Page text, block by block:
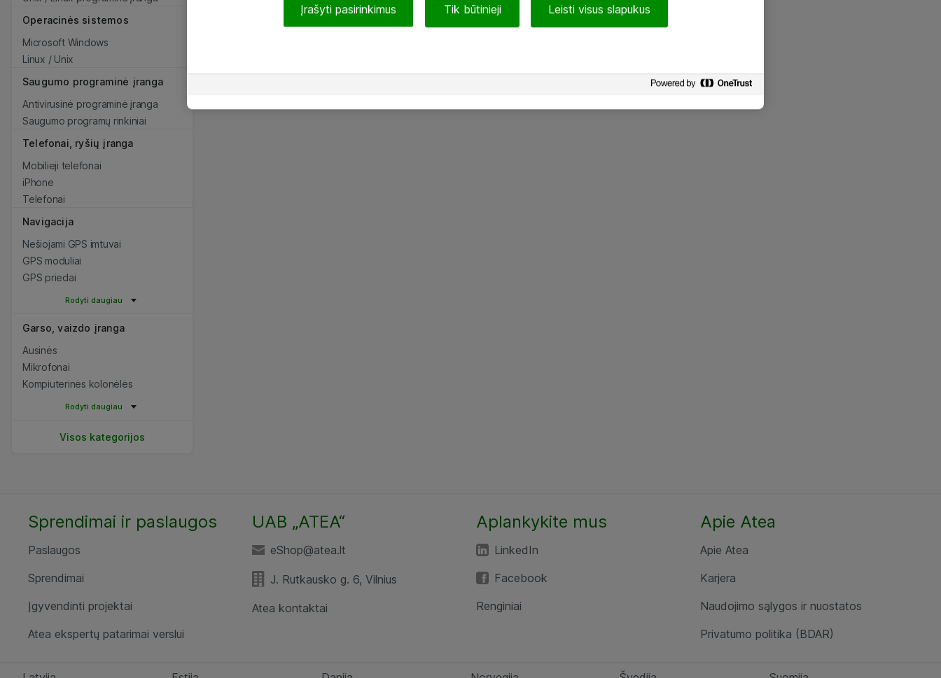
Operacinės sistemos
Microsoft Windows
Linux / Unix
Saugumo programinė įranga
Antivirusinė programinė įranga
Saugumo programų rinkiniai
Telefonai, ryšių įranga
Mobilieji telefonai
iPhone
Telefonai
Navigacija
Nešiojami GPS imtuvai
GPS moduliai
GPS priedai
Rodyti daugiau
Garso, vaizdo įranga
Ausinės
Mikrofonai
Kompiuterinės kolonėlės
Rodyti daugiau
Visos kategorijos
Sprendimai ir paslaugos
Paslaugos
Sprendimai
Įgyvendinti projektai
Atea ekspertų patarimai verslui
UAB „ATEA“
eShop@atea.lt
J. Rutkausko g. 6, Vilnius
Atea kontaktai
Aplankykite mus
LinkedIn
Facebook
Renginiai
Apie Atea
Apie Atea
Karjera
Naudojimo sąlygos ir nuostatos
Privatumo politika (BDAR)
Įrašyti pasirinkimus Tik būtinieji Leisti visus slapukus